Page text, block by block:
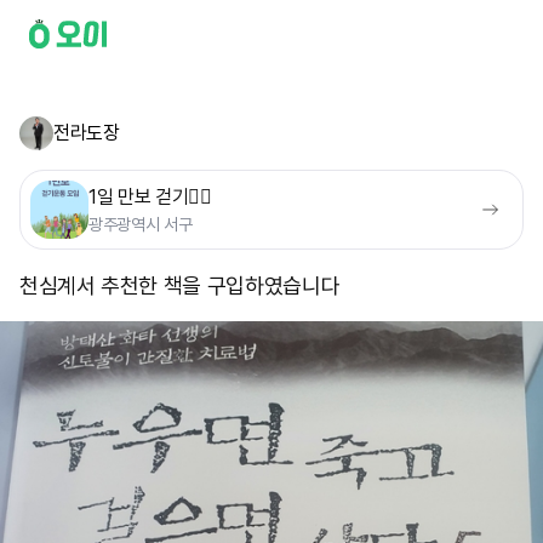
전라도장
1일 만보 걷기🚶‍♀️
광주광역시 서구
천심계서 추천한 책을 구입하였습니다